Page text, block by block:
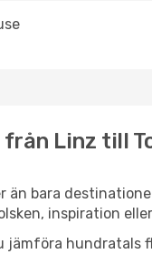
Linz till
än bara
inspiration
jämföra hundratals